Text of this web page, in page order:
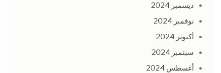
ديسمبر 2024
نوفمبر 2024
أكتوبر 2024
سبتمبر 2024
أغسطس 2024